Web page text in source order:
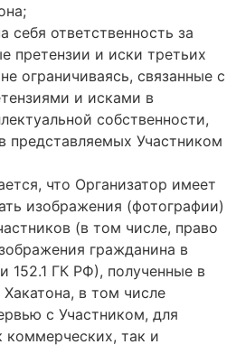
себя ответственность за
претензии и иски третьих
ограничиваясь, связанные с
и исками в
собственности,
представляемых Участником
что Организатор имеет
изображения (фотографии)
(в том числе, право
гражданина в
152.1 ГК РФ), полученные в
в том числе
с Участником, для
коммерческих, так и